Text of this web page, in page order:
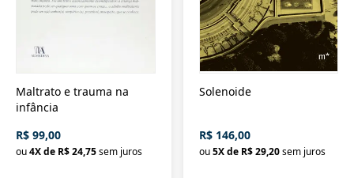
Maltrato e trauma na
infância
R$ 99,00
ou4X de R$ 24,75sem juros
Solenoide
R$ 146,00
ou 5X de R$ 29,20 sem juros